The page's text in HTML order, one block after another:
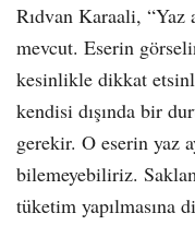
Rıdvan Karaali, “Yaz
mevcut. Eserin
kesinlikle dikkat
kendisi dışında bir
gerekir. O eserin yaz
bilemeyebiliriz.
tüketim yapılmasına